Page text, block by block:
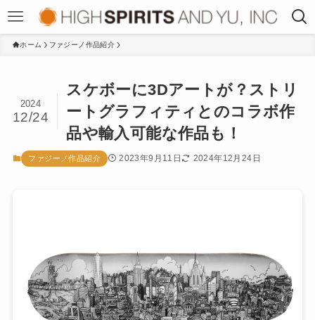
ホーム ファジーノ作品紹介
スケボーに3Dアートが？ストリ
ートグラフィティとのコラボ作
品や輸入可能な作品も！
2024
12/24
ファジーノ作品紹介 2023年9月11日 2024年12月24日